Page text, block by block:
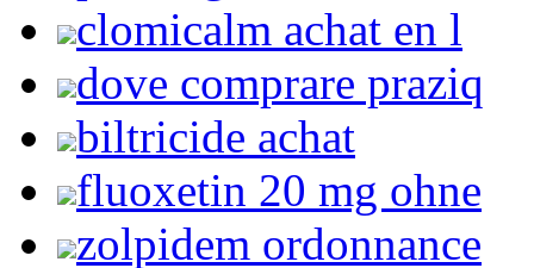
clomicalm achat en l
dove comprare praziq
biltricide achat
fluoxetin 20 mg ohne
zolpidem ordonnance